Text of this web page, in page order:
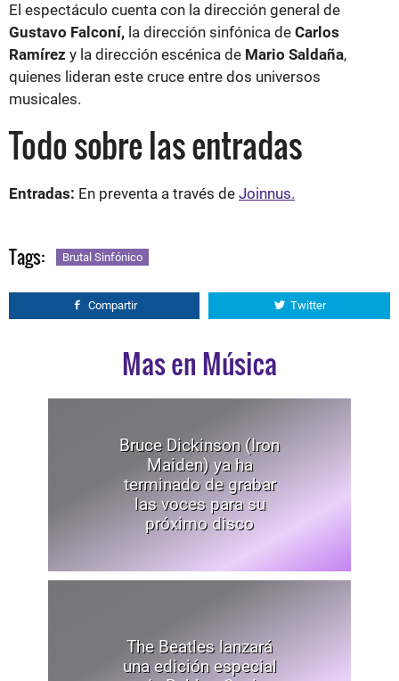
El espectáculo cuenta con la dirección general de
Gustavo Falconí, la dirección sinfónica de Carlos
Ramírez y la dirección escénica de Mario Saldaña,
quienes lideran este cruce entre dos universos
musicales.
Todo sobre las entradas
Entradas: En preventa a través de Joinnus.
Tags: Brutal Sinfónico
Compartir Twitter
Mas en Música
Bruce Dickinson (Iron
Maiden) ya ha
terminado de grabar
las voces para su
próximo disco
The Beatles lanzará
una edición especial